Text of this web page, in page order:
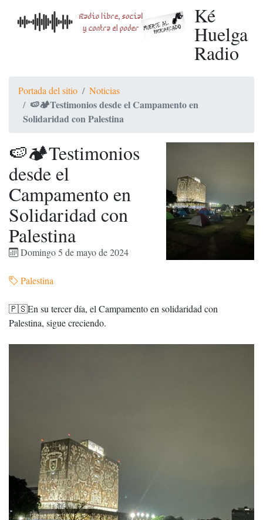
Ké
Huelga
Radio
Portada del sitio Noticias
🍉🏕️Testimonios desde el Campamento en
Solidaridad con Palestina
🍉🏕️Testimonios
desde el
Campamento en
Solidaridad con
Palestina
Domingo 5 de mayo de 2024
Palestina
🇵🇸En su tercer día, el Campamento en solidaridad con
Palestina, sigue creciendo.